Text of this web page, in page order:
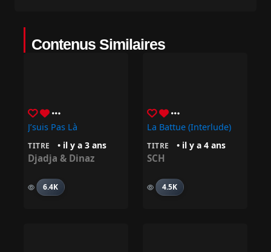
Contenus Similaires
J’suis Pas Là
TITRE • il y a 3 ans
Djadja & Dinaz
6.4K
La Battue (Interlude)
TITRE • il y a 4 ans
SCH
4.5K